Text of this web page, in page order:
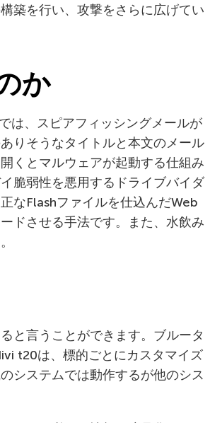
築を行い、攻撃をさらに広げてい
か
は、スピアフィッシングメールが
りそうなタイトルと本文のメール
くとマルウェアが起動する仕組み
脆弱性を悪用するドライブバイダ
なFlashファイルを仕込んだWeb
ドさせる手法です。また、水飲み
と言うことができます。ブルータ
t20は、標的ごとにカスタマイズ
システムでは動作するが他のシス